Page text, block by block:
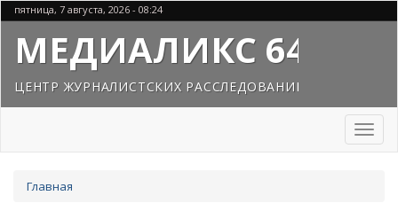
Перейти
к
основному
содержанию
пятница, 7 августа, 2026 - 08:24
МЕДИАЛИКС 64
ЦЕНТР ЖУРНАЛИСТСКИХ РАССЛЕДОВАНИЙ
Toggle
здесь
Главная